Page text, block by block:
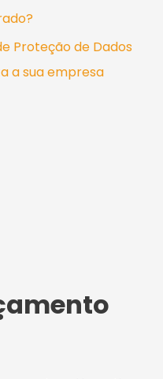
Proteção de Dados
a sua empresa